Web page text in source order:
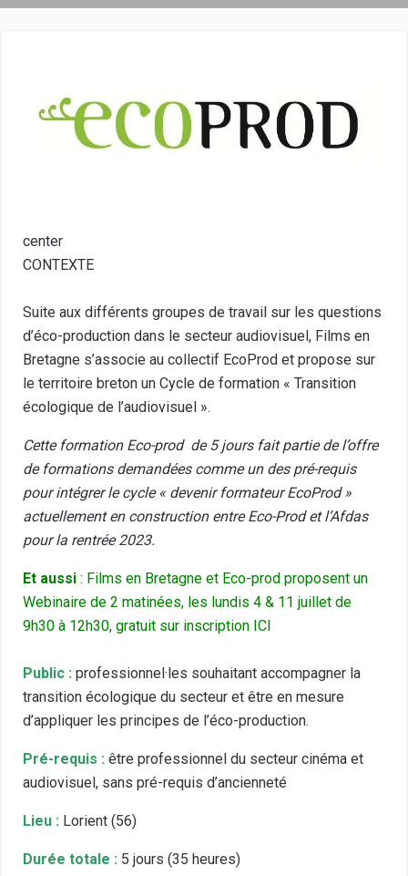
center
CONTEXTE
Suite aux différents groupes de travail sur les questions
d’éco-production dans le secteur audiovisuel, Films en
Bretagne s’associe au collectif EcoProd et propose sur
le territoire breton un Cycle de formation « Transition
écologique de l’audiovisuel ».
Cette formation Eco-prod de 5 jours fait partie de l’offre
de formations demandées comme un des pré-requis
pour intégrer le cycle « devenir formateur EcoProd »
actuellement en construction entre Eco-Prod et l’Afdas
pour la rentrée 2023.
Et aussi : Films en Bretagne et Eco-prod proposent un
Webinaire de 2 matinées, les lundis 4 & 11 juillet de
9h30 à 12h30, gratuit sur inscription ICI
Public : professionnel·les souhaitant accompagner la
transition écologique du secteur et être en mesure
d’appliquer les principes de l’éco-production.
Pré-requis : être professionnel du secteur cinéma et
audiovisuel, sans pré-requis d’ancienneté
Lieu : Lorient (56)
Durée totale : 5 jours (35 heures)